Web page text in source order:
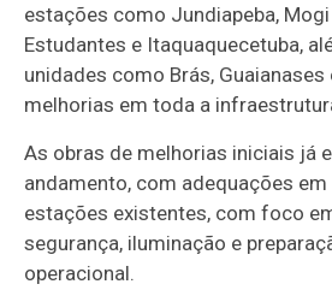
estações como Jundiapeba,
Estudantes e Itaquaquecetuba,
unidades como Brás, Guaianases
melhorias em toda a
As obras de melhorias iniciais já
andamento, com adequações
estações existentes, com foco
segurança, iluminação e
operacional.